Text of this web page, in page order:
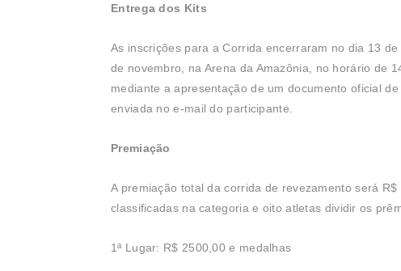
Entrega dos Kits
As inscrições para a Corrida encerraram no dia 13
de novembro, na Arena da Amazônia, no horário de
mediante a apresentação de um documento oficial
enviada no e-mail do participante.
Premiação
A premiação total da corrida de revezamento será
classificadas na categoria e oito atletas dividir os
1ª Lugar: R$ 2500,00 e medalhas